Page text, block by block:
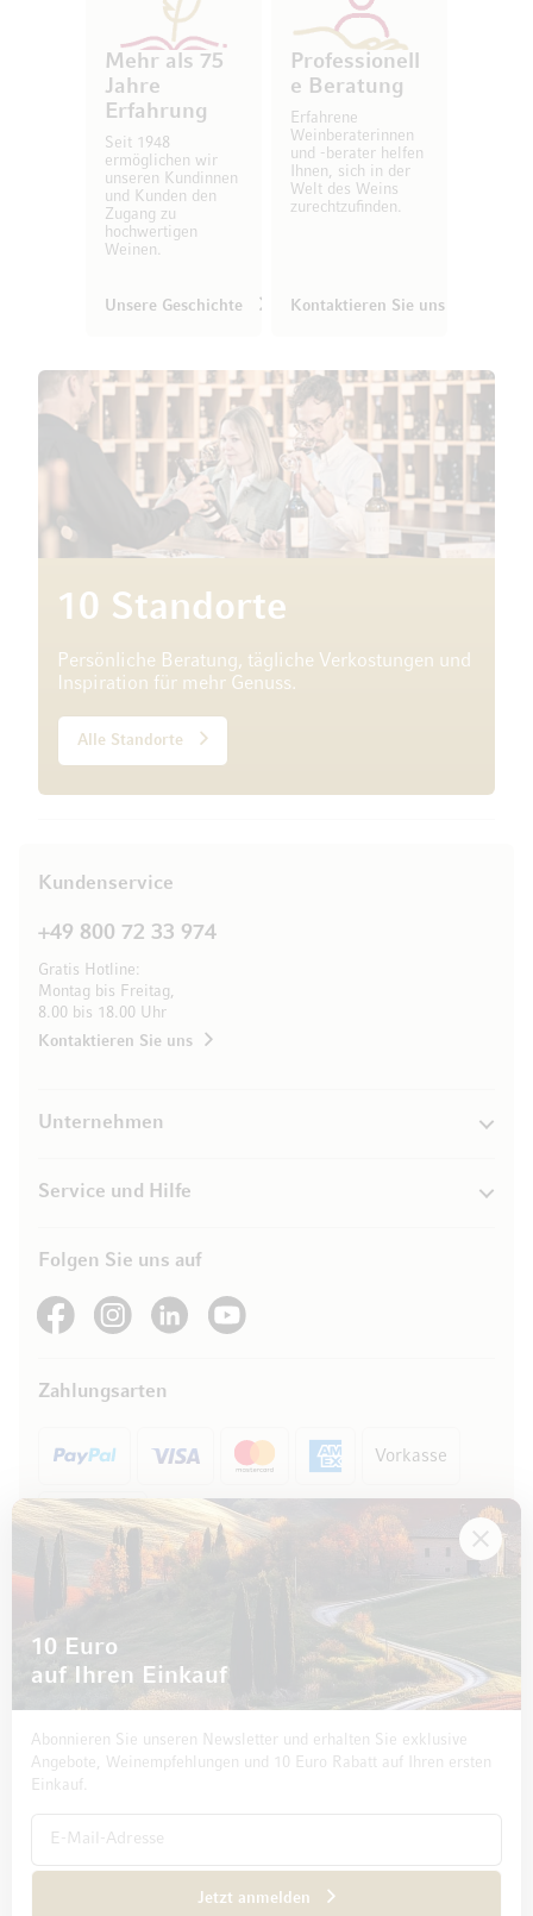
Mehr als 75
Jahre
Erfahrung
Seit 1948
ermöglichen wir
unseren Kundinnen
und Kunden den
Zugang zu
hochwertigen
Weinen.
Unsere Geschichte
Professionell
e Beratung
Erfahrene
Weinberaterinnen
und -berater helfen
Ihnen, sich in der
Welt des Weins
zurechtzufinden.
Kontaktieren Sie uns
10 Standorte
Persönliche Beratung, tägliche Verkostungen und
Inspiration für mehr Genuss.
Alle Standorte
Kundenservice
+49 800 72 33 974
Gratis Hotline:
Montag bis Freitag,
8.00 bis 18.00 Uhr
Kontaktieren Sie uns
Unternehmen
Service und Hilfe
Folgen Sie uns auf
See our FacebookSee our Instagram account
See our LinkedInSee our YouTube channel
Zahlungsarten
Vorkasse
Rechnung
Datenschutz und Disclaimer
10 Euro
auf Ihren Einkauf
Abonnieren Sie unseren Newsletter und erhalten Sie exklusive
Angebote, Weinempfehlungen und 10 Euro Rabatt auf Ihren ersten
Einkauf.
Jetzt anmelden